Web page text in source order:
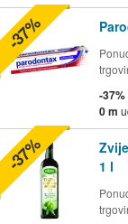
-37%
0 m
-37%
1 l
-37%